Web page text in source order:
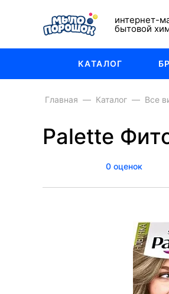
интернет-
бытовой
КАТАЛОГ
Главная Каталог Все
Palette
0 оценок